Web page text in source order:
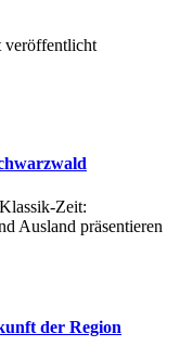
veröffentlicht
Zeit:
Ausland präsentieren
der Region